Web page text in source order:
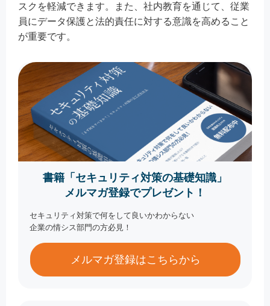
スクを軽減できます。また、社内教育を通じて、従業
員にデータ保護と法的責任に対する意識を高めること
が重要です。
書籍「セキュリティ対策の基礎知識」
メルマガ登録でプレゼント！
セキュリティ対策で何をして良いかわからない
企業の情シス部門の方必見！
メルマガ登録はこちらから